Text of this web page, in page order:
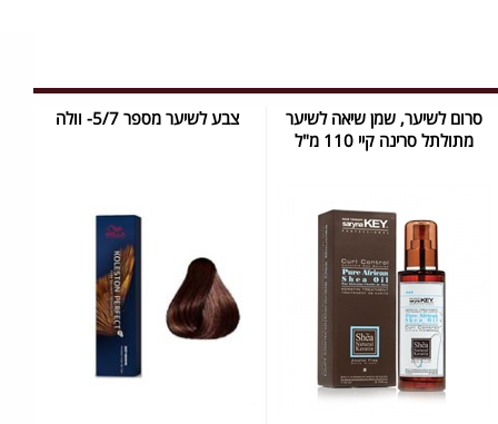
סרום לשיער, שמן שיאה לשיער
מתולתל סרינה קיי 110 מ"ל
צבע לשיער מספר 5/7- וולה